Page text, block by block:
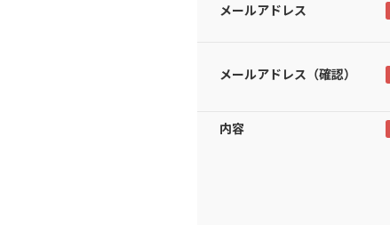
メールアドレス
メールアドレス（確認）
内容